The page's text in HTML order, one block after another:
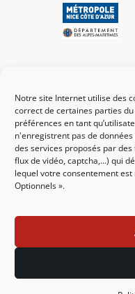
Notre site Internet utilise des
correct de certaines parties
préférences en tant
n'enregistrent pas de
des services proposés par
flux de vidéo, captcha,...) qui
lequel votre consentement est
Optionnels ».
Mes
Portail
Guichet
CCAS
Nous